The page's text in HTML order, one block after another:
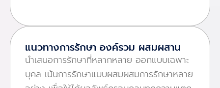
แนวทางการรักษา องค์รวม ผสมผสาน
นําเสนอการรักษาที่หลากหลาย ออกแบบเฉพาะ
บุคล เน้นการรักษาแบบผสมผสมการรักษาหลาย